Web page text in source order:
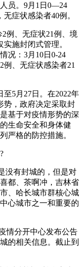
员。9月1日0—24
症状感染者40例。
例、无症状21例、境
施封闭式管理。
况：3月10日0-24
、无症状感染者21
5月27日。在2022年
势，政府决定采取封
基于对疫情形势的深
生命安全和身体健
严格的防控措施。
没有封城的，但是对
都、茶啊冲，吉林省
、哈长城市群核心城
心城市之一和重要的
情分开中心发布公告
的相关信息。截止到